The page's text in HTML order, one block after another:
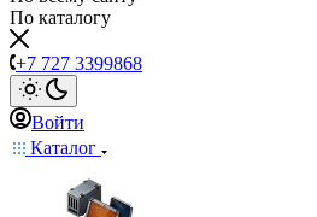
По каталогу
+7 727 3399868
Войти
Каталог